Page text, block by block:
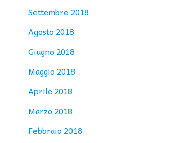
Settembre 2018
Agosto 2018
Giugno 2018
Maggio 2018
Aprile 2018
Marzo 2018
Febbraio 2018